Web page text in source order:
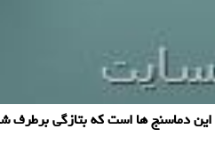
این دماسنج ها است که بتازگی